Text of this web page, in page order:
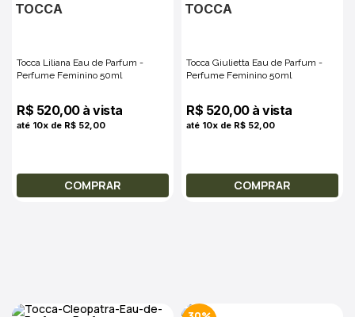
TOCCA
Tocca Liliana Eau de Parfum -
Perfume Feminino 50ml
R$ 520,00 à vista
até 10x de R$ 52,00
COMPRAR
TOCCA
Tocca Giulietta Eau de Parfum -
Perfume Feminino 50ml
R$ 520,00 à vista
até 10x de R$ 52,00
COMPRAR